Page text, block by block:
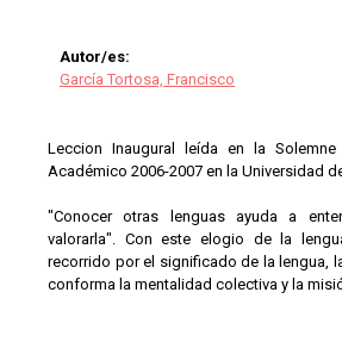
Autor/es:
García Tortosa, Francisco
Leccion Inaugural leída en la
Académico 2006-2007 en la Universidad
"Conocer otras lenguas ayuda a
valorarla". Con este elogio de la
recorrido por el significado de la lengua,
conforma la mentalidad colectiva y la